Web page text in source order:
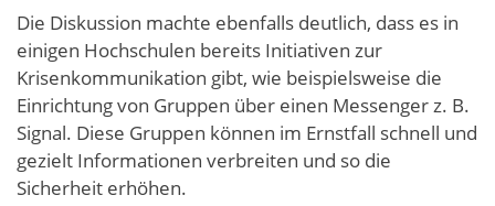
Die Diskussion machte ebenfalls deutlich, dass es in
einigen Hochschulen bereits Initiativen zur
Krisenkommunikation gibt, wie beispielsweise die
Einrichtung von Gruppen über einen Messenger z. B.
Signal. Diese Gruppen können im Ernstfall schnell und
gezielt Informationen verbreiten und so die
Sicherheit erhöhen.